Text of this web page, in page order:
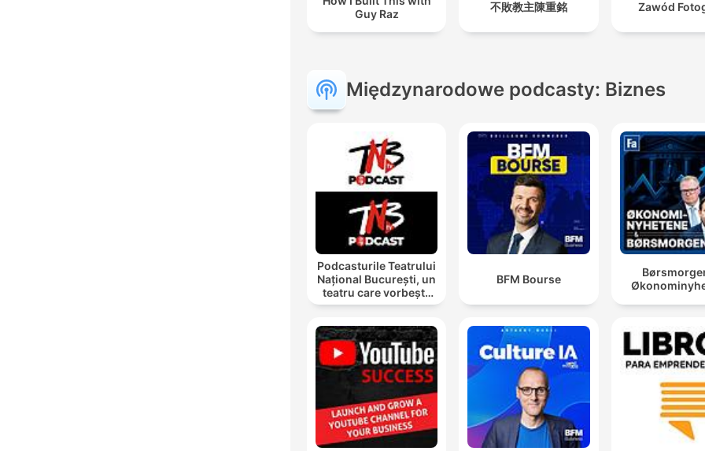
Guy Raz
不敗教主陳重銘 Zawód
Międzynarodowe podcasty: Biznes
Podcasturile Teatrului
Național București, un
teatru care vorbește
cu tine
BFM Bourse